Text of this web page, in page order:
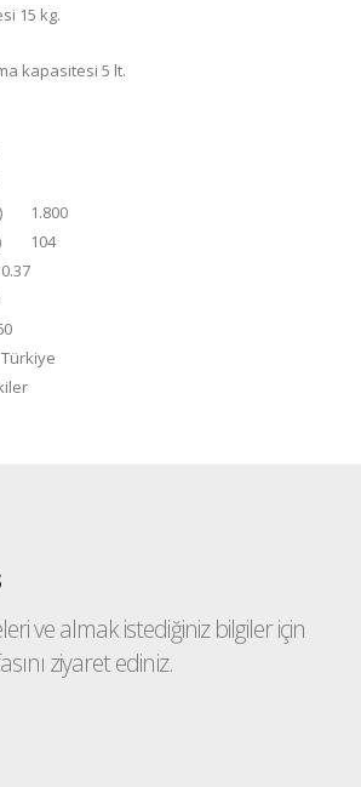
15 kg.
kapasitesi 5 lt.
1.800
104
0.37
Türkiye
ve almak istediğiniz bilgiler için
ziyaret ediniz.